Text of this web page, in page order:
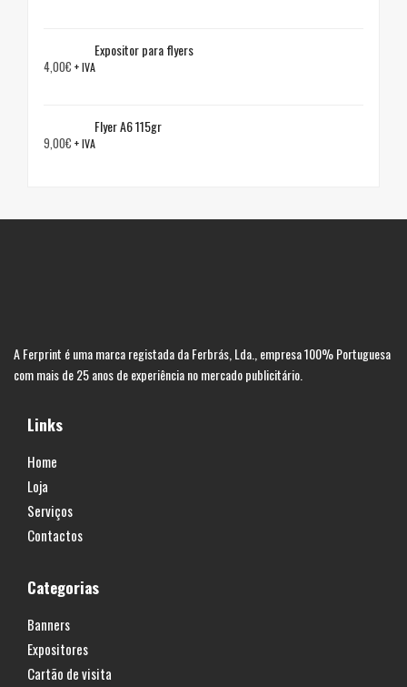
Expositor para flyers
4,00€ + IVA
Flyer A6 115gr
9,00€ + IVA
A Ferprint é uma marca registada da Ferbrás, Lda., empresa 100% Portuguesa
com mais de 25 anos de experiência no mercado publicitário.
Links
Home
Loja
Serviços
Contactos
Categorias
Banners
Expositores
Cartão de visita